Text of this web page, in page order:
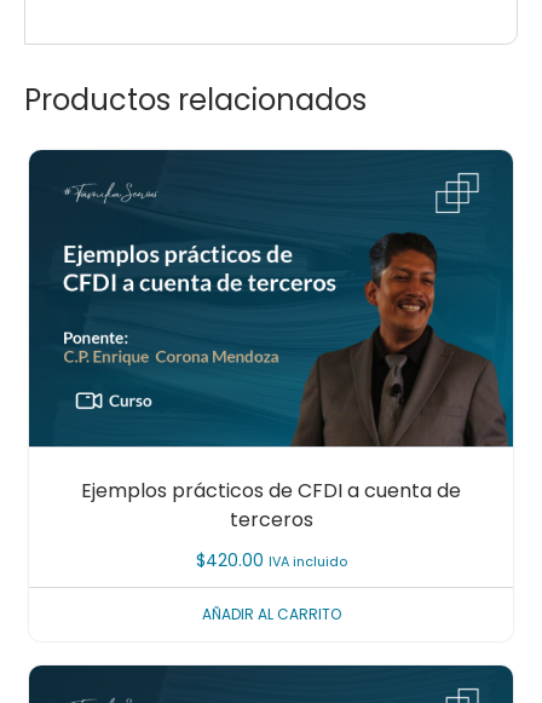
Productos relacionados
Ejemplos prácticos de CFDI a cuenta de
terceros
$420.00 IVA incluido
AÑADIR AL CARRITO